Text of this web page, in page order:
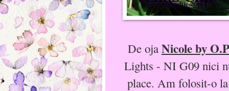
De oja Nicole by
Lights - NI G09 nici
place. Am folosit-o